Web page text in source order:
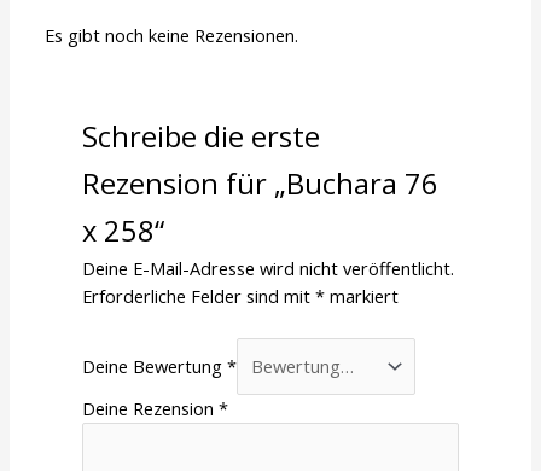
Es gibt noch keine Rezensionen.
Schreibe die erste
Rezension für „Buchara 76
x 258“
Deine E-Mail-Adresse wird nicht veröffentlicht.
Erforderliche Felder sind mit* markiert
Deine Bewertung*
Deine Rezension*